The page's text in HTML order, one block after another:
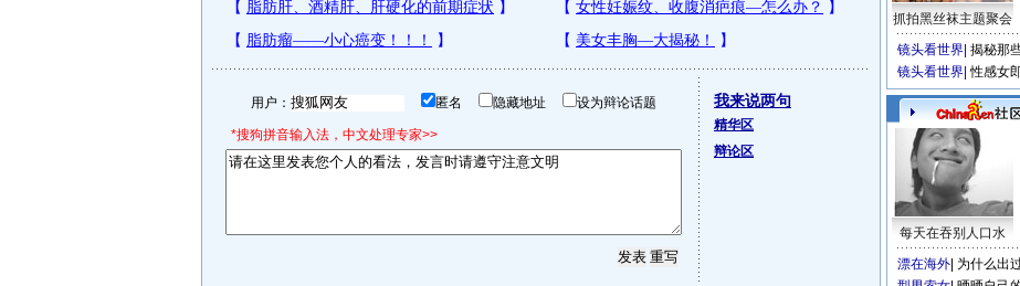
用户： 匿名 隐藏地址 设为辩论话题
*搜狗拼音输入法，中文处理专家>>
我来说两句
精华区
辩论区
抓拍黑丝袜主题聚会
镜头看世界 揭秘那
镜头看世界 性感女
每天在吞别人口水
漂在海外 为什么出